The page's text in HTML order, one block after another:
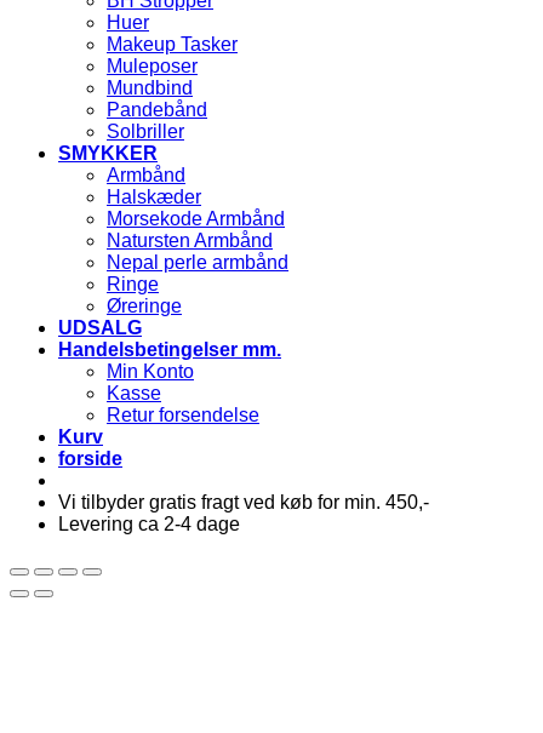
Huer
Makeup Tasker
Muleposer
Mundbind
Pandebånd
Solbriller
SMYKKER
Armbånd
Halskæder
Morsekode Armbånd
Natursten Armbånd
Nepal perle armbånd
Ringe
Øreringe
UDSALG
Handelsbetingelser mm.
Min Konto
Kasse
Retur forsendelse
Kurv
forside
Vi tilbyder gratis fragt ved køb for min. 450,-
Levering ca 2-4 dage